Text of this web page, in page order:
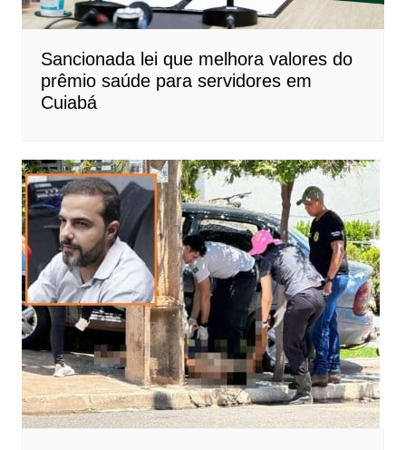
Sancionada lei que melhora valores do
prêmio saúde para servidores em
Cuiabá